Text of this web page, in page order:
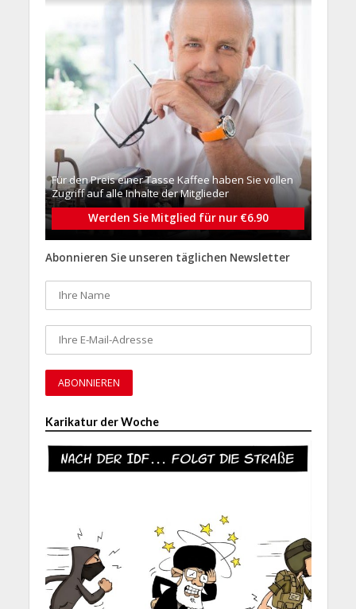
Für den Preis einer Tasse Kaffee haben Sie vollen
Zugriff auf alle Inhalte der Mitglieder
Werden Sie Mitglied für nur €6.90
Abonnieren Sie unseren täglichen Newsletter
Karikatur der Woche